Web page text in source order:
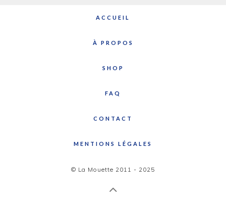
ACCUEIL
À PROPOS
SHOP
FAQ
CONTACT
MENTIONS LÉGALES
© La Mouette 2011 - 2025